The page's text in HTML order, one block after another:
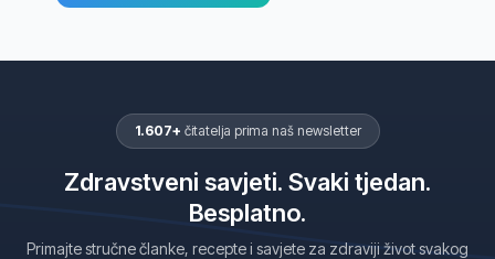
1.607+ čitatelja prima naš newsletter
Zdravstveni savjeti. Svaki tjedan.
Besplatno.
Primajte stručne članke, recepte i savjete za zdraviji život svakog